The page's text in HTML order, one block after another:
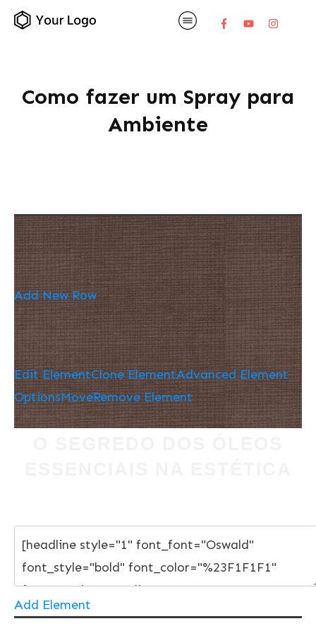
Como fazer um Spray para
Ambiente
Add New Row
Edit ElementClone ElementAdvanced Element
OptionsMoveRemove Element
Add Element